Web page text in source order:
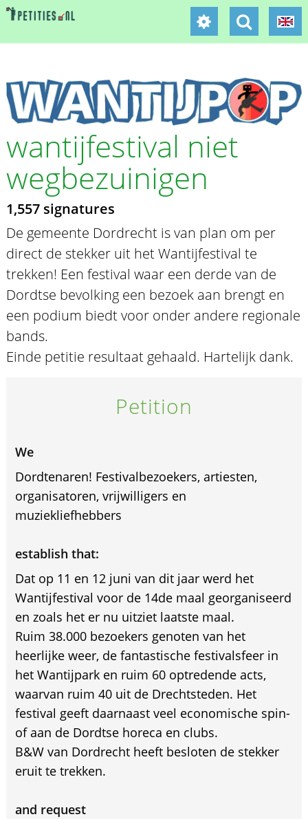
wantijfestival niet
wegbezuinigen
1,557 signatures
De gemeente Dordrecht is van plan om per
direct de stekker uit het Wantijfestival te
trekken! Een festival waar een derde van de
Dordtse bevolking een bezoek aan brengt en
een podium biedt voor onder andere regionale
bands.
Einde petitie resultaat gehaald. Hartelijk dank.
Petition
We
Dordtenaren! Festivalbezoekers, artiesten,
organisatoren, vrijwilligers en
muziekliefhebbers
establish that:
Dat op 11 en 12 juni van dit jaar werd het
Wantijfestival voor de 14de maal georganiseerd
en zoals het er nu uitziet laatste maal.
Ruim 38.000 bezoekers genoten van het
heerlijke weer, de fantastische festivalsfeer in
het Wantijpark en ruim 60 optredende acts,
waarvan ruim 40 uit de Drechtsteden. Het
festival geeft daarnaast veel economische spin-
of aan de Dordtse horeca en clubs.
B&W van Dordrecht heeft besloten de stekker
eruit te trekken.
and request